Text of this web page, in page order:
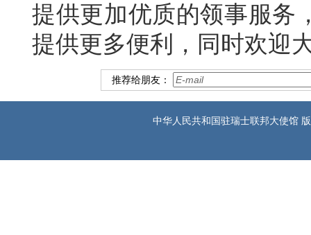
提供更加优质的领事服务
提供更多便利，同时欢迎
推荐给朋友：
中华人民共和国驻瑞士联邦大使馆